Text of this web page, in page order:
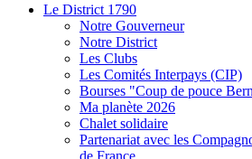
Le District 1790
Notre Gouverneur
Notre District
Les Clubs
Les Comités Interpays (CIP)
Bourses "Coup de pouce
Ma planète 2026
Chalet solidaire
Partenariat avec les
de France